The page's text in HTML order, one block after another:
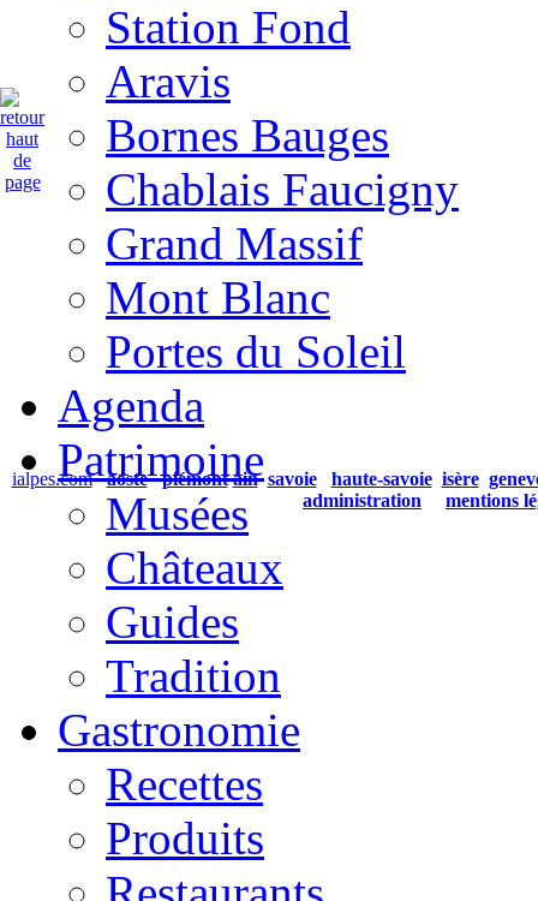
ialpes.com aoste piémont ain savoie haute-savoie isère
administration
mentions
Station Fond
Aravis
Bornes Bauges
Chablais Faucigny
Grand Massif
Mont Blanc
Portes du Soleil
Agenda
Patrimoine
Musées
Châteaux
Guides
Tradition
Gastronomie
Recettes
Produits